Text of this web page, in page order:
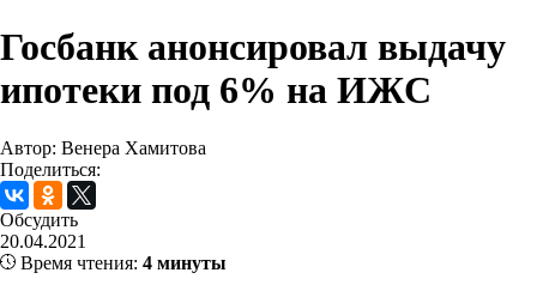
Госбанк анонсировал выдачу
ипотеки под 6% на ИЖС
Автор: Венера Хамитова
Поделиться:
Обсудить
20.04.2021
Время чтения: 4 минуты